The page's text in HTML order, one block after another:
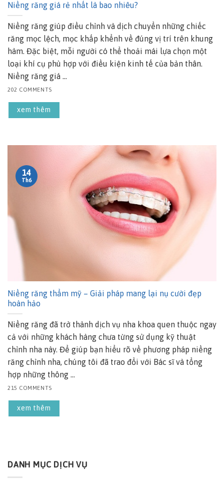
Niềng răng giá rẻ nhất là bao nhiêu?
Niềng răng giúp điều chỉnh và dịch chuyển những chiếc
răng mọc lệch, mọc khấp khểnh về đúng vị trí trên khung
hàm. Đặc biệt, mỗi người có thể thoải mái lựa chọn một
loại khí cụ phù hợp với điều kiện kinh tế của bản thân.
Niềng răng giá ...
202 COMMENTS
xem thêm
Niềng răng thẩm mỹ – Giải pháp mang lại nụ cười đẹp
hoàn hảo
Niềng răng đã trở thành dịch vụ nha khoa quen thuộc ngay
cả với những khách hàng chưa từng sử dụng kỹ thuật
chỉnh nha này. Để giúp bạn hiểu rõ về phương pháp niềng
răng chỉnh nha, chúng tôi đã trao đổi với Bác sĩ và tổng
hợp những thông ...
215 COMMENTS
xem thêm
14
Th6
DANH MỤC DỊCH VỤ